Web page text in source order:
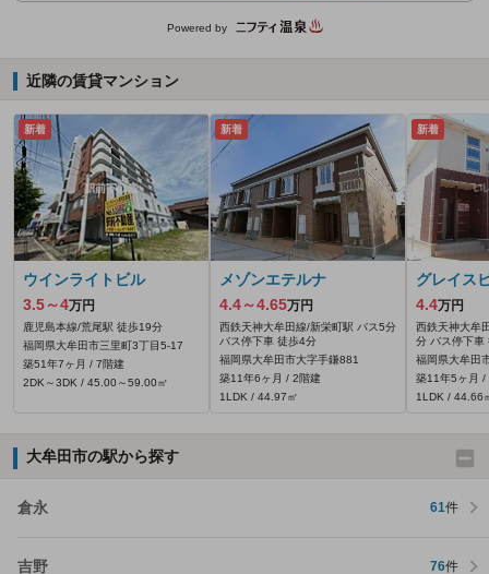
Powered by
近隣の賃貸マンション
新着
ウインライトビル
3.5～4万円
鹿児島本線/荒尾駅 徒歩19分
福岡県大牟田市三里町3丁目5-17
築51年7ヶ月 / 7階建
2DK～3DK / 45.00～59.00㎡
新着
メゾンエテルナ
4.4～4.65万円
西鉄天神大牟田線/新栄町駅 バス5分
バス停下車 徒歩4分
福岡県大牟田市大字手鎌881
築11年6ヶ月 / 2階建
1LDK / 44.97㎡
新着
グレイス
4.4万円
西鉄天神大牟
分 バス停下車
福岡県大牟田
築11年5ヶ月 /
1LDK / 44.66
大牟田市の駅から探す
倉永 61件
吉野 76件